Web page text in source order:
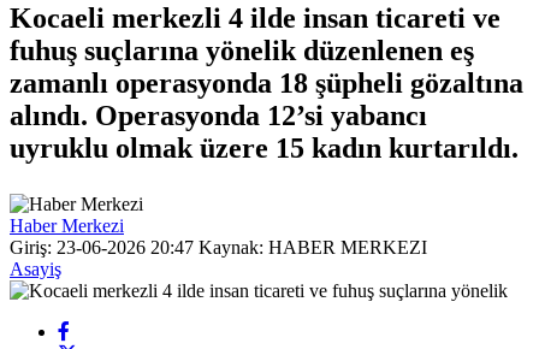
Kocaeli merkezli 4 ilde insan ticareti ve
fuhuş suçlarına yönelik düzenlenen eş
zamanlı operasyonda 18 şüpheli gözaltına
alındı. Operasyonda 12’si yabancı
uyruklu olmak üzere 15 kadın kurtarıldı.
Haber Merkezi
Giriş: 23-06-2026 20:47 Kaynak: HABER MERKEZI
Asayiş